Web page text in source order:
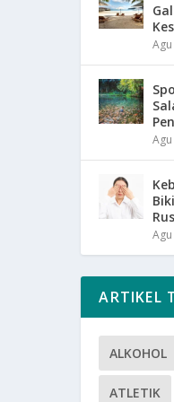
ARTIKEL
ALKOHOL
ATLETIK